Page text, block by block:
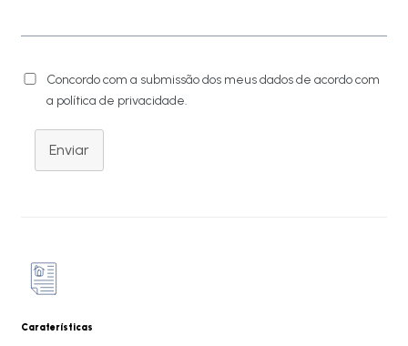
Concordo com a submissão dos meus dados de acordo com
a política de privacidade.
Enviar
Caraterísticas